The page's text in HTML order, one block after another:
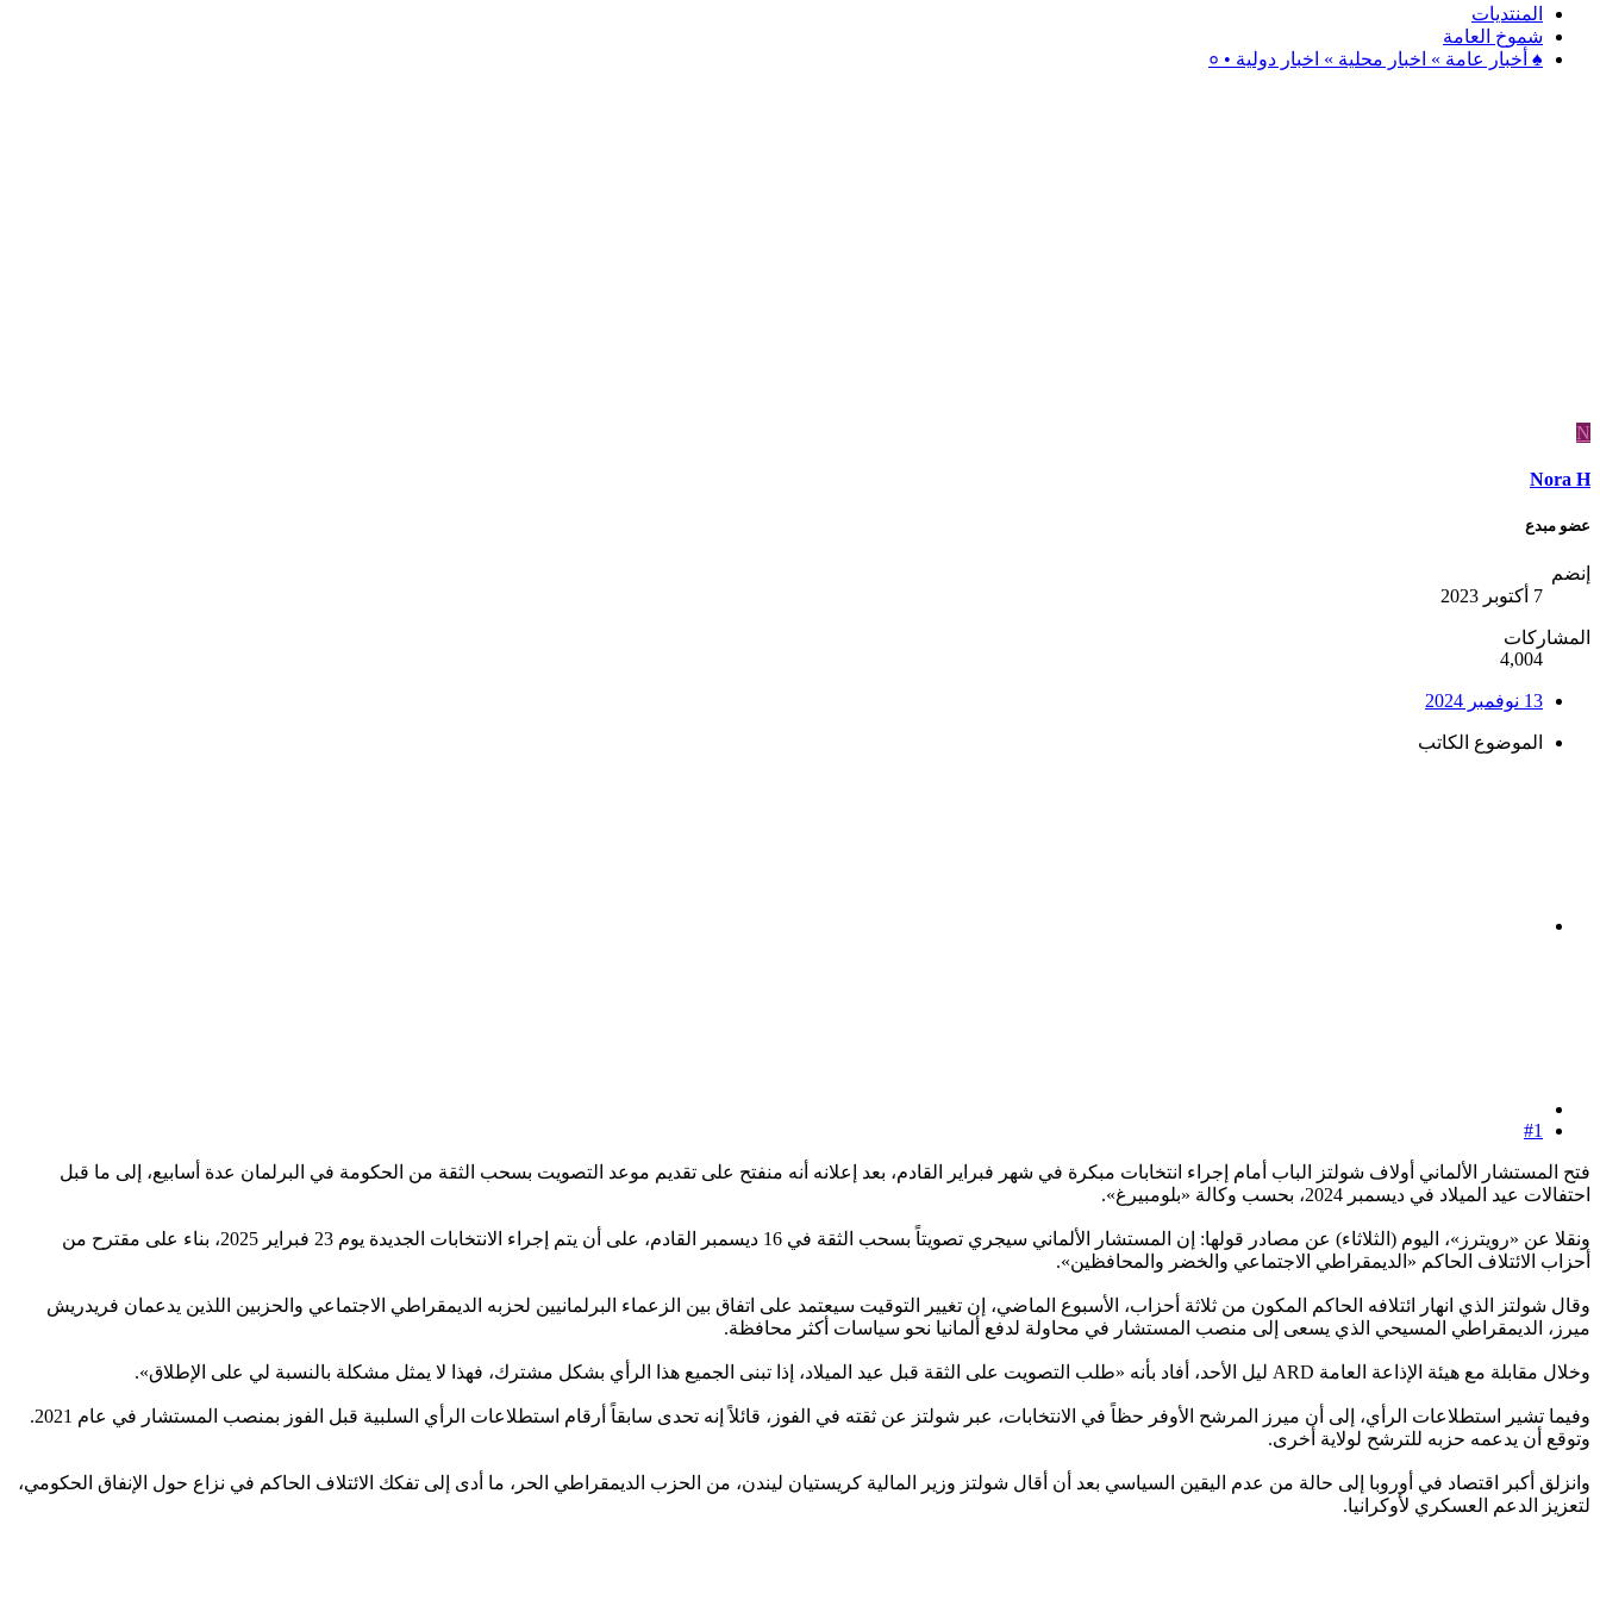
المنتديات
شموخ العامة
♠ أخبار عامة » اخبار محلية » اخبار دولية • ०
N
Nora H
عضو مبدع
إنضم
7 أكتوبر 2023
المشاركات
4,004
13 نوفمبر 2024
الموضوع الكاتب
#1
فتح المستشار الألماني أولاف شولتز الباب أمام إجراء انتخابات مبكرة في شهر فبراير القادم، بعد إعلانه أنه منفتح على تقديم موعد التصويت بسحب الثقة من الحكومة في البرلمان عدة أسابيع، إلى ما قبل
احتفالات عيد الميلاد في ديسمبر 2024، بحسب وكالة «بلومبيرغ».
ونقلا عن «رويترز»، اليوم (الثلاثاء) عن مصادر قولها: إن المستشار الألماني سيجري تصويتاً بسحب الثقة في 16 ديسمبر القادم، على أن يتم إجراء الانتخابات الجديدة يوم 23 فبراير 2025، بناء على مقترح من
أحزاب الائتلاف الحاكم «الديمقراطي الاجتماعي والخضر والمحافظين».
وقال شولتز الذي انهار ائتلافه الحاكم المكون من ثلاثة أحزاب، الأسبوع الماضي، إن تغيير التوقيت سيعتمد على اتفاق بين الزعماء البرلمانيين لحزبه الديمقراطي الاجتماعي والحزبين اللذين يدعمان فريدريش
ميرز، الديمقراطي المسيحي الذي يسعى إلى منصب المستشار في محاولة لدفع ألمانيا نحو سياسات أكثر محافظة.
وخلال مقابلة مع هيئة الإذاعة العامة ARD ليل الأحد، أفاد بأنه «طلب التصويت على الثقة قبل عيد الميلاد، إذا تبنى الجميع هذا الرأي بشكل مشترك، فهذا لا يمثل مشكلة بالنسبة لي على الإطلاق».
وفيما تشير استطلاعات الرأي، إلى أن ميرز المرشح الأوفر حظاً في الانتخابات، عبر شولتز عن ثقته في الفوز، قائلاً إنه تحدى سابقاً أرقام استطلاعات الرأي السلبية قبل الفوز بمنصب المستشار في عام 2021.
وتوقع أن يدعمه حزبه للترشح لولاية أخرى.
وانزلق أكبر اقتصاد في أوروبا إلى حالة من عدم اليقين السياسي بعد أن أقال شولتز وزير المالية كريستيان ليندن، من الحزب الديمقراطي الحر، ما أدى إلى تفكك الائتلاف الحاكم في نزاع حول الإنفاق الحكومي،
لتعزيز الدعم العسكري لأوكرانيا.